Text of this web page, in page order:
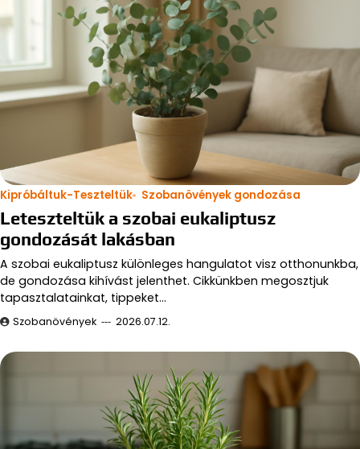
Kipróbáltuk-Teszteltük Szobanövények gondozása
Leteszteltük a szobai eukaliptusz
gondozását lakásban
A szobai eukaliptusz különleges hangulatot visz otthonunkba,
de gondozása kihívást jelenthet. Cikkünkben megosztjuk
tapasztalatainkat, tippeket…
Szobanövények 2026.07.12.